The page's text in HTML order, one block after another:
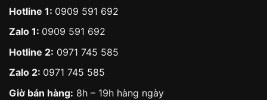
Hotline 1: 0909 591 692
Zalo 1: 0909 591 692
Hotline 2: 0971 745 585
Zalo 2: 0971 745 585
Giờ bán hàng: 8h – 19h hàng ngày